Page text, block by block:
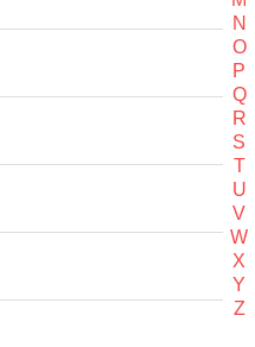
N
O
P
Q
R
S
T
U
V
W
X
Y
Z